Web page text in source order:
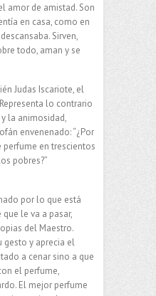
amor de amistad. Son
en casa, como en
Sirven,
todo, aman y se
Judas Iscariote, el
lo contrario
la animosidad,
envenenado: “¿Por
perfume en trescientos
pobres?”
por lo que está
le va a pasar,
del Maestro.
gesto y aprecia el
a cenar sino a que
el perfume,
El mejor perfume